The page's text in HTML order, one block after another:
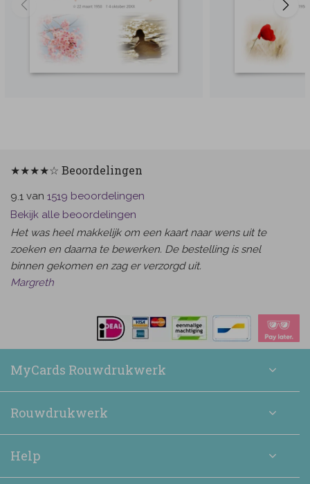
★★★★☆ Beoordelingen
9.1 van 1519 beoordelingen
Bekijk alle beoordelingen
Het was heel makkelijk om een kaart naar wens uit te
zoeken en daarna te bewerken. De bestelling is snel
binnen gekomen en zag er verzorgd uit.
Margreth
MyCards Rouwdrukwerk
Rouwdrukwerk
Help